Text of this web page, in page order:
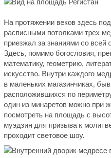
На протяжении веков здесь
расписными потолками трех
приезжал за знаниями со всей
Здесь, помимо богословия,
математику, геометрию,
искусство. Внутри каждого
в маленьких магазинчиках,
расположившихся по
один из минаретов можно при
посмотреть на площадь с
муэдзин для призыва к
проходит световое шоу.